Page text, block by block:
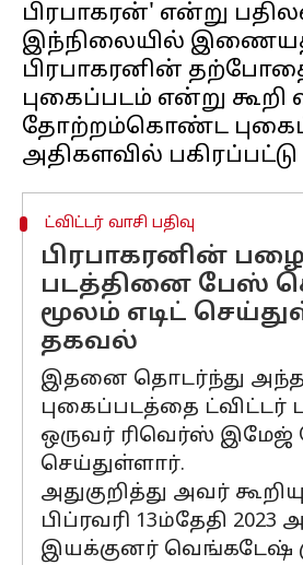
பிரபாகரன்' என்று
இந்நிலையில்
பிரபாகரனின்
புகைப்படம் என்று
தோற்றம்கொண்ட
ட்விட்டர் வாசி பதிவு
பிரபாகரனின்
படத்தினை பேஸ்
மூலம் எடிட்
தகவல்
இதனை தொடர்ந்து அந்த
புகைப்படத்தை ட்விட்டர்
ஒருவர் ரிவெர்ஸ் இமேஜ்
செய்துள்ளார்.
அதுகுறித்து அவர்
பிப்ரவரி 13ம்தேதி 2023
இயக்குனர் வெங்கடேஷ்